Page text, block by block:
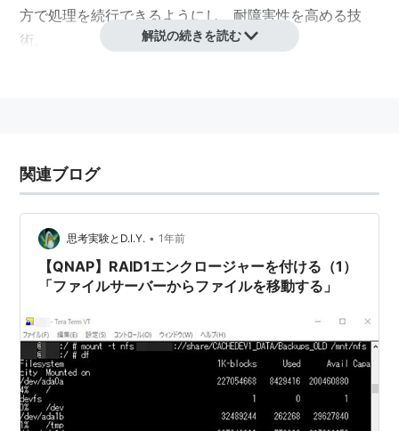
方で処理を続行できるようにし、耐障害性を高める技
術。
解説の続きを読む
関連ブログ
思考実験とD.I.Y. • 1年前
【QNAP】RAID1エンクロージャーを付ける（1）
「ファイルサーバーからファイルを移動する」